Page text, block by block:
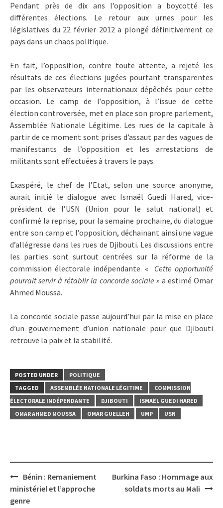
Pendant près de dix ans l’opposition a boycotté les
différentes élections. Le retour aux urnes pour les
législatives du 22 février 2012 a plongé définitivement ce
pays dans un chaos politique.
En fait, l’opposition, contre toute attente, a rejeté les
résultats de ces élections jugées pourtant transparentes
par les observateurs internationaux dépêchés pour cette
occasion. Le camp de l’opposition, à l’issue de cette
élection controversée, met en place son propre parlement,
Assemblée Nationale Légitime. Les rues de la capitale à
partir de ce moment sont prises d’assaut par des vagues de
manifestants de l’opposition et les arrestations de
militants sont effectuées à travers le pays.
Exaspéré, le chef de l’Etat, selon une source anonyme,
aurait initié le dialogue avec Ismaël Guedi Hared, vice-
président de l’USN (Union pour le salut national) et
confirmé la reprise, pour la semaine prochaine, du dialogue
entre son camp et l’opposition, déchainant ainsi une vague
d’allégresse dans les rues de Djibouti. Les discussions entre
les parties sont surtout centrées sur la réforme de la
commission électorale indépendante. « Cette opportunité
pourrait servir à rétablir la concorde sociale » a estimé Omar
Ahmed Moussa.
La concorde sociale passe aujourd’hui par la mise en place
d’un gouvernement d’union nationale pour que Djibouti
retrouve la paix et la stabilité.
POSTED UNDER
POLITIQUE
TAGGED
ASSEMBLÉE NATIONALE LÉGITIME
COMMISSION
ÉLECTORALE INDÉPENDANTE
DJIBOUTI
ISMAËL GUEDI HARED
OMAR AHMED MOUSSA
OMAR GUELLEH UMP USN
Post
navigation
Bénin : Remaniement
ministériel et l’approche
genre
Burkina Faso : Hommage aux
soldats morts au Mali